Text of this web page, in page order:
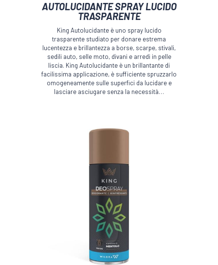
AUTOLUCIDANTE SPRAY LUCIDO
TRASPARENTE
King Autolucidante è uno spray lucido
trasparente studiato per donare estrema
lucentezza e brillantezza a borse, scarpe, stivali,
sedili auto, selle moto, divani e arredi in pelle
liscia. King Autolucidante è un brillantante di
facilissima applicazione, è sufficiente spruzzarlo
omogeneamente sulle superfici da lucidare e
lasciare asciugare senza la necessità…